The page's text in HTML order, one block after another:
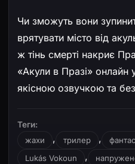
Чи зможуть вони
врятувати місто від
ж тінь смерті накриє
«Акули в Празі»
якісною озвучкою та
Теги:
жахи
, трилер ,
Lukás Vokoun ,